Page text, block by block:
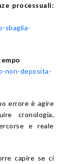
processuali:
sbaglia-
non-deposita-
errore è agire
cronologia,
e reale
capire se ci